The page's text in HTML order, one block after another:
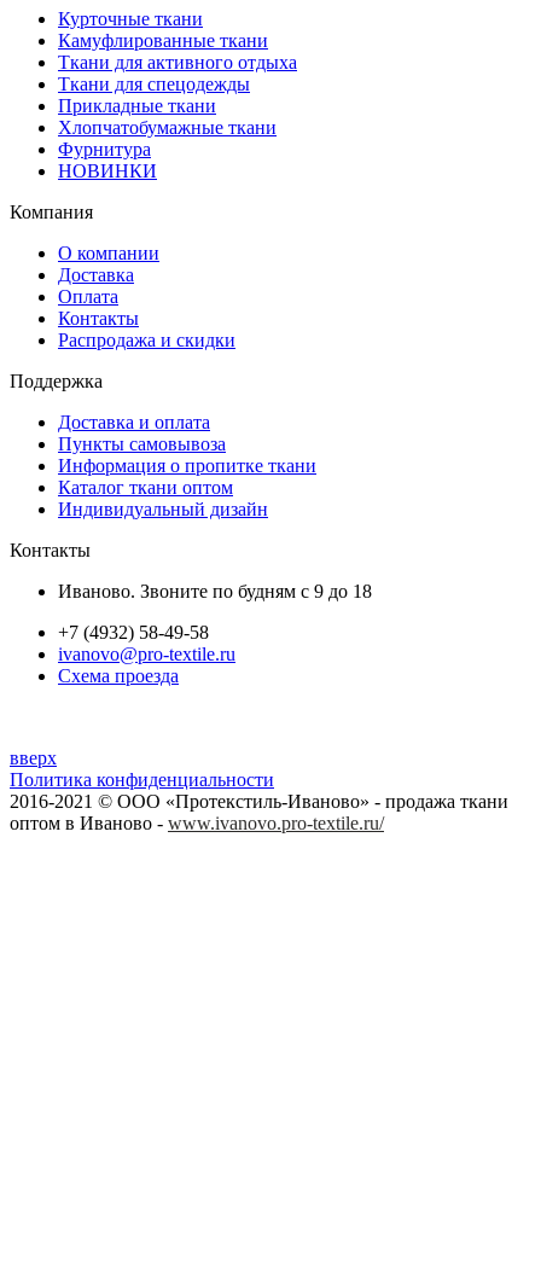
Курточные ткани
Камуфлированные ткани
Ткани для активного отдыха
Ткани для спецодежды
Прикладные ткани
Хлопчатобумажные ткани
Фурнитура
НОВИНКИ
Компания
О компании
Доставка
Оплата
Контакты
Распродажа и скидки
Поддержка
Доставка и оплата
Пункты самовывоза
Информация о пропитке ткани
Каталог ткани оптом
Индивидуальный дизайн
Контакты
Иваново. Звоните по будням с 9 до 18
+7 (4932) 58-49-58
ivanovo@pro-textile.ru
Схема проезда
вверх
Политика конфиденциальности
2016-2021 © ООО «Протекстиль-Иваново» - продажа ткани
оптом в Иваново - www.ivanovo.pro-textile.ru/